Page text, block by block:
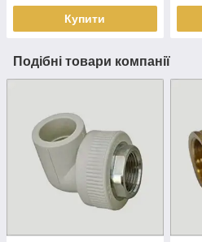
Купити
Подібні товари компанії